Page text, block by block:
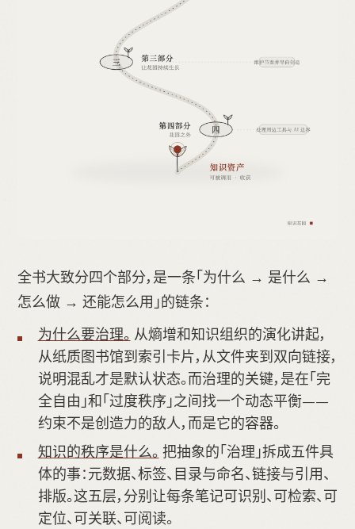
全书大致分四个部分，是一条「为什么 → 是什么 →
怎么做 → 还能怎么用」的链条：
为什么要治理。 从熵增和知识组织的演化讲起，
从纸质图书馆到索引卡片，从文件夹到双向链接，
说明混乱才是默认状态。而治理的关键，是在「完
全自由」和「过度秩序」之间找一个动态平衡——
约束不是创造力的敌人，而是它的容器。
知识的秩序是什么。 把抽象的「治理」拆成五件具
体的事：元数据、标签、目录与命名、链接与引用、
排版。这五层，分别让每条笔记可识别、可检索、可
定位、可关联、可阅读。